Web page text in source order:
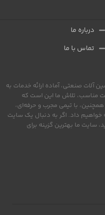
درباره ما
تماس با ما
آلات صنعتی، آماده ارائه خدمات به
مناسب، تلاش ما این است که
با تیمی مجرب و حرفه‌ای،
خواهیم داد. اگر به دنبال یک سایت
سایت ما بهترین گزینه برای